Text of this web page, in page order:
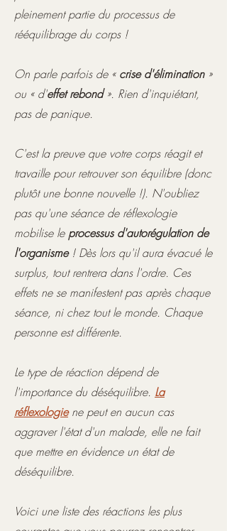
pleinement partie du processus de
rééquilibrage du corps !
On parle parfois de « crise d'élimination »
ou « d'effet rebond». Rien d'inquiétant,
pas de panique.
C'est la preuve que votre corps réagit et
travaille pour retrouver son équilibre (donc
plutôt une bonne nouvelle !). N'oubliez
pas qu'une séance de réflexologie
mobilise le processus d'autorégulation de
l'organisme ! Dès lors qu'il aura évacué le
surplus, tout rentrera dans l'ordre. Ces
effets ne se manifestent pas après chaque
séance, ni chez tout le monde. Chaque
personne est différente.
Le type de réaction dépend de
l'importance du déséquilibre. La
réflexologiene peut en aucun cas
aggraver l'état d'un malade, elle ne fait
que mettre en évidence un état de
déséquilibre.
Voici une liste des réactions les plus